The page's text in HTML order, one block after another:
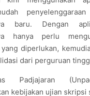
baru. Dengan
hanya perlu
diperlukan,
dari perguruan
Padjajaran
kebijakan ujian skripsi